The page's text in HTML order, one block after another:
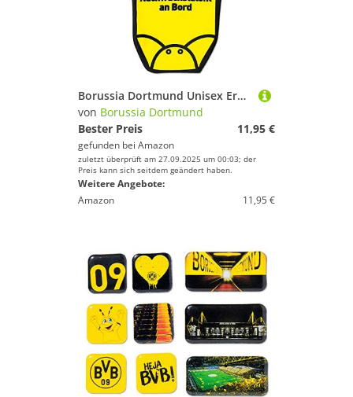
Borussia Dortmund Unisex Erwachsene Autoscheiben Hänger, Mehrfarbig, One Size
von Borussia Dortmund
Bester Preis
11,95 €
gefunden bei Amazon
zuletzt überprüft am 27.09.2025 um 00:03; der
Preis kann sich seitdem geändert haben.
Weitere Angebote:
Amazon
11,95 €